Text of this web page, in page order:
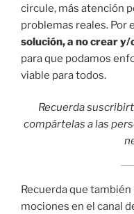
circule, más atención
problemas reales. Por
solución, a no crear
para que podamos
viable para todos.
Recuerda
compártelas a las
Recuerda que
mociones en el canal